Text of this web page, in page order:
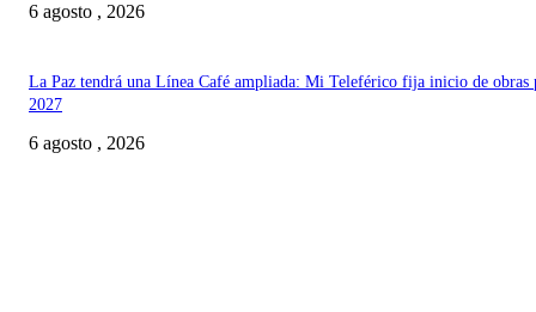
6 agosto , 2026
La Paz tendrá una Línea Café ampliada: Mi Teleférico fija inicio de obras
2027
6 agosto , 2026